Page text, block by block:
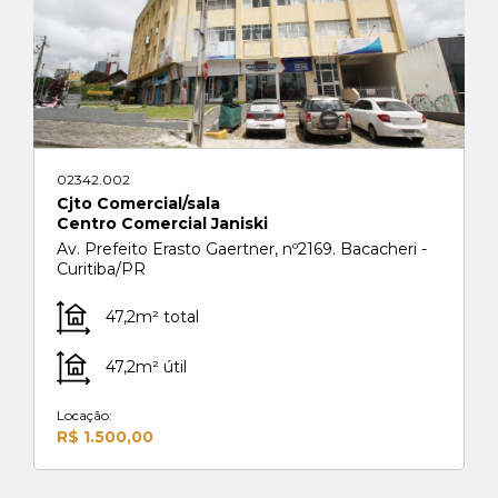
02342.002
Cjto Comercial/sala
Centro Comercial Janiski
Av. Prefeito Erasto Gaertner, nº2169. Bacacheri -
Curitiba/PR
47,2m² total
47,2m² útil
Locação:
R$ 1.500,00